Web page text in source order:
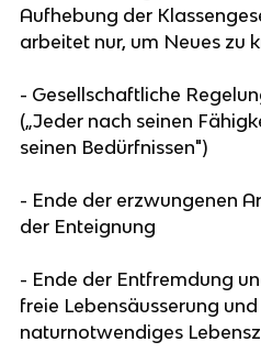
Aufhebung der
arbeitet nur, um Neues zu
- Gesellschaftliche
(„Jeder nach seinen
seinen Bedürfnissen")
- Ende der erzwungenen
der Enteignung
- Ende der Entfremdung
freie Lebensäusserung und
naturnotwendiges